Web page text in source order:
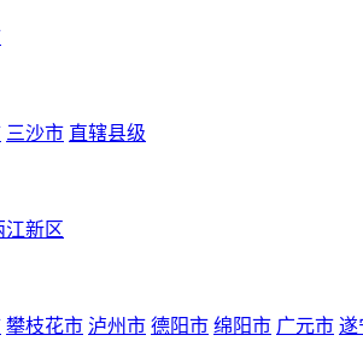
三沙市 直辖县级
江新区
攀枝花市 泸州市 德阳市 绵阳市 广元市 遂